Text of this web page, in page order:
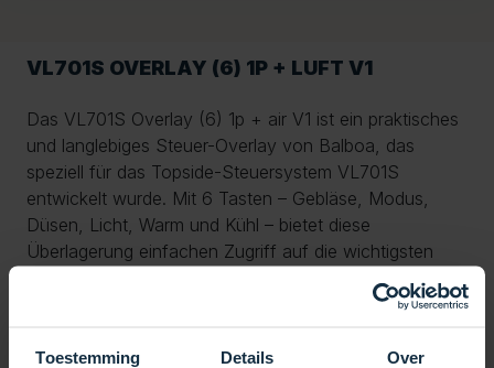
Toestemming Details Over
VL701S OVERLAY (6) 1P + LUFT V1
Das VL701S Overlay (6) 1p + air V1 ist ein praktisches
und langlebiges Steuer-Overlay von Balboa, das
speziell für das Topside-Steuersystem VL701S
entwickelt wurde. Mit 6 Tasten – Gebläse, Modus,
Düsen, Licht, Warm und Kühl – bietet diese
Überlagerung einfachen Zugriff auf die wichtigsten
Funktionen Ihres Spas. Damit können Sie Gebläse und
Pumpe aktivieren, die Beleuchtung regulieren und die